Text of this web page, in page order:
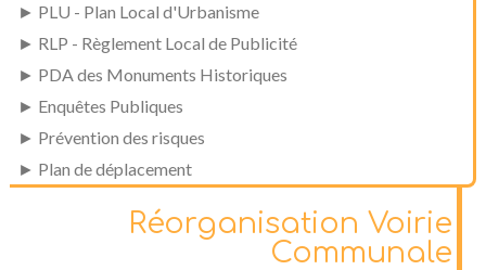
► PLU - Plan Local d'Urbanisme
► RLP - Règlement Local de Publicité
► PDA des Monuments Historiques
► Enquêtes Publiques
► Prévention des risques
► Plan de déplacement
Réorganisation Voirie
Communale